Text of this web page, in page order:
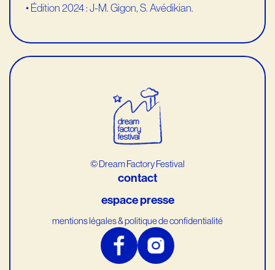
• Édition 2024 : J-M. Gigon, S. Avédikian.
© Dream Factory Festival
contact
espace presse
mentions légales & politique de confidentialité